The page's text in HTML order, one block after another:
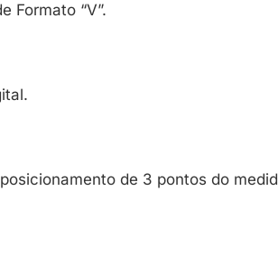
Formato “V”.
de 3 pontos do